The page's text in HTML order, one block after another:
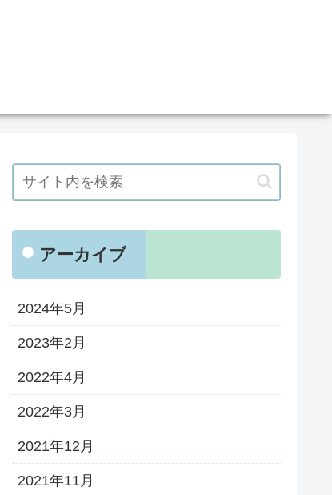
アーカイブ
2024年5月
2023年2月
2022年4月
2022年3月
2021年12月
2021年11月